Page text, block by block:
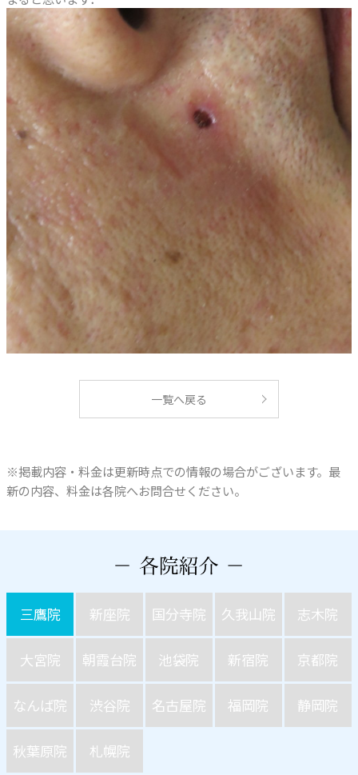
一覧へ戻る
※掲載内容・料金は更新時点での情報の場合がございます。最
新の内容、料金は各院へお問合せください。
三鷹院 新座院 国分寺院 久我山院 志木院
大宮院 朝霞台院 池袋院 新宿院 京都院
なんば院 渋谷院 名古屋院 福岡院 静岡院
秋葉原院 札幌院